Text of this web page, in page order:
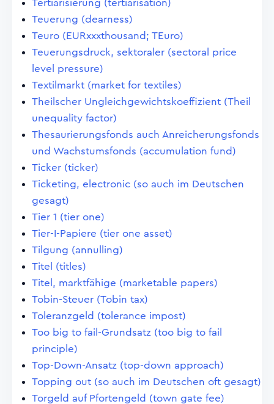
Tertiarisierung (tertiarisation)
Teuerung (dearness)
Teuro (EURxxxthousand; TEuro)
Teuerungsdruck, sektoraler (sectoral price
level pressure)
Textilmarkt (market for textiles)
Theilscher Ungleichgewichtskoeffizient (Theil
unequality factor)
Thesaurierungsfonds auch Anreicherungsfonds
und Wachstumsfonds (accumulation fund)
Ticker (ticker)
Ticketing, electronic (so auch im Deutschen
gesagt)
Tier 1 (tier one)
Tier-I-Papiere (tier one asset)
Tilgung (annulling)
Titel (titles)
Titel, marktfähige (marketable papers)
Tobin-Steuer (Tobin tax)
Toleranzgeld (tolerance impost)
Too big to fail-Grundsatz (too big to fail
principle)
Top-Down-Ansatz (top-down approach)
Topping out (so auch im Deutschen oft gesagt)
Torgeld auf Pfortengeld (town gate fee)